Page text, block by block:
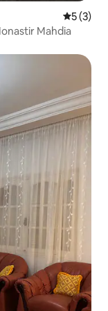
5 de
5 (3)
Mahdia